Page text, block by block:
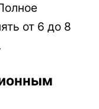
от 6 до 8